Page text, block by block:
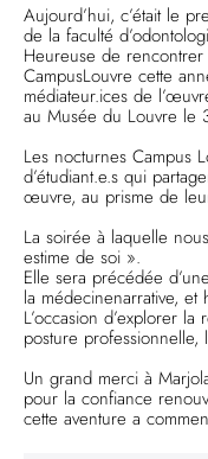
Aujourd’hui, c’était le
de la faculté
Heureuse de rencontrer
CampusLouvre cette
médiateur.ices de
au Musée du Louvre le
Les nocturnes Campus
d’étudiant.e.s qui
œuvre, au prisme de
La soirée à laquelle
estime de soi ».
Elle sera précédée
la médecinenarrative,
L’occasion d’explorer
posture
Un grand merci à
pour la confiance
cette aventure a